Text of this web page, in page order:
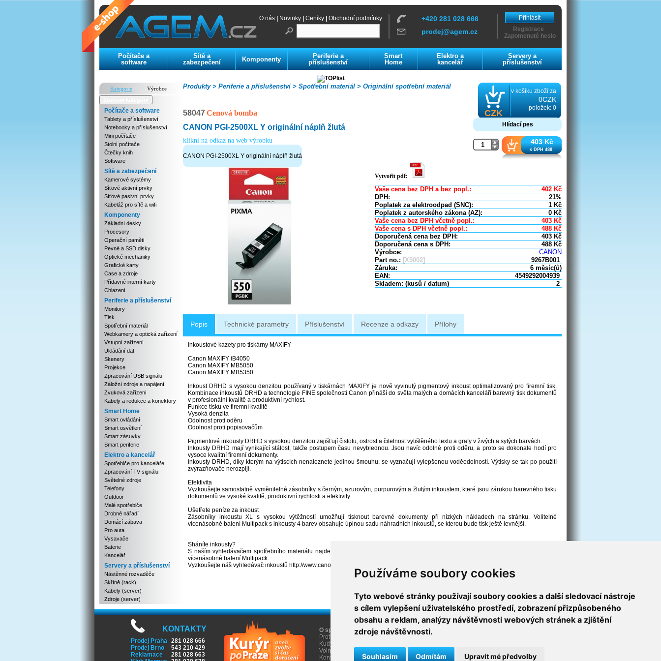
Používáme soubory cookies
Tyto webové stránky používají soubory cookies a další sledovací nástroje
s cílem vylepšení uživatelského prostředí, zobrazení přizpůsobeného
obsahu a reklam, analýzy návštěvnosti webových stránek a zjištění
zdroje návštěvnosti.
Souhlasím Odmítám Upravit mé předvolby
O nás Novinky Ceníky Obchodní podmínky
+420 281 028 666
prodej@agem.cz
Přihlásit
Registrace
Zapomenuté heslo
Počítače a
software
Sítě a
zabezpečení
Komponenty
Periferie a
příslušenství
Smart
Home
Elektro a
kancelář
Servery a
příslušenství
Kategorie
Výrobce
Počítače a software
Tablety a příslušenství
Notebooky a příslušenství
Mini počítače
Stolní počítače
Čtečky knih
Software
Sítě a zabezpečení
Kamerové systémy
Síťové aktivní prvky
Síťové pasivní prvky
Kabeláž pro sítě a wifi
Komponenty
Základní desky
Procesory
Operační paměti
Pevné a SSD disky
Optické mechaniky
Grafické karty
Case a zdroje
Přídavné interní karty
Chlazení
Periferie a příslušenství
Monitory
Tisk
Spotřební materiál
Webkamery a optická zařízení
Vstupní zařízení
Ukládání dat
Skenery
Projekce
Zpracování USB signálu
Záložní zdroje a napájení
Zvuková zařízeni
Kabely a redukce a konektory
Smart Home
Smart ovládání
Smart osvětlení
Smart zásuvky
Smart periferie
Elektro a kancelář
Spotřebiče pro kanceláře
Zpracování TV signálu
Světelné zdroje
Telefony
Outdoor
Malé spotřebiče
Drobné nářadí
Domácí zábava
Pro auta
Vysavače
Baterie
Kancelář
Servery a příslušenství
Nástěnné rozvaděče
Skříně (rack)
Kabely (server)
Zdroje (server)
Originální spotřební materiál
Spotřební materiál >
Periferie a příslušenství >
Produkty >
CZK
v košíku zboží za
0CZK
položek: 0
58047Cenová bomba
CANON PGI-2500XL Y originální náplň žlutá
klikni na odkaz na web výrobku
CANON PGI-2500XL Y originální náplň žlutá
Hlídací pes
403 Kč
s DPH 488
Vytvořit pdf:
Vaše cena bez DPH a bez popl.: 402 Kč
DPH:
21%
Poplatek za elektroodpad (SNC):
1 Kč
Poplatek z autorského zákona (AZ):
0 Kč
Vaše cena bez DPH včetně popl.:
403 Kč
Vaše cena s DPH včetně popl.:
488 Kč
Doporučená cena bez DPH:
403 Kč
Doporučená cena s DPH:
488 Kč
Výrobce:
CANON
Part no.: [X5002]
9267B001
Záruka:
6 měsíc(ů)
EAN:
4549292004939
Skladem: (kusů / datum)
2
Popis Technické parametry Příslušenství Recenze a odkazy Přílohy
Inkoustové kazety pro tiskárny MAXIFY
Canon MAXIFY iB4050
Canon MAXIFY MB5050
Canon MAXIFY MB5350
Inkoust DRHD s vysokou denzitou používaný v tiskárnách MAXIFY je nově vyvinutý pigmentový inkoust optimalizovaný pro firemní tisk.
Kombinace inkoustů DRHD a technologie FINE společnosti Canon přináší do světa malých a domácích kanceláří barevný tisk dokumentů
v profesionální kvalitě a produktivní rychlost.
Funkce tisku ve firemní kvalitě
Vysoká denzita
Odolnost proti oděru
Odolnost proti popisovačům
Pigmentové inkousty DRHD s vysokou denzitou zajišťují čistotu, ostrost a čitelnost vytištěného textu a grafy v živých a sytých barvách.
Inkousty DRHD mají vynikající stálost, takže postupem času nevyblednou. Jsou navíc odolné proti oděru, a proto se dokonale hodí pro
vysoce kvalitní firemní dokumenty.
Inkousty DRHD, díky kterým na výtiscích nenaleznete jedinou šmouhu, se vyznačují vylepšenou voděodolností. Výtisky se tak po použití
zvýrazňovače nerozpijí.
Efektivita
Vyzkoušejte samostatně vyměnitelné zásobníky s černým, azurovým, purpurovým a žlutým inkoustem, které jsou zárukou barevného tisku
dokumentů ve vysoké kvalitě, produktivní rychlosti a efektivity.
Ušetřete peníze za inkoust
Zásobníky inkoustu XL s vysokou výtěžností umožňují tisknout barevné dokumenty při nízkých nákladech na stránku. Volitelné
vícenásobné balení Multipack s inkousty 4 barev obsahuje úplnou sadu náhradních inkoustů, se kterou bude tisk ještě levnější.
Sháníte inkousty?
S naším vyhledávačem spotřebního materiálu najdete pro své kancelářské tiskárny MAXIFY ty správné zásobníky inkoustu nebo jejich
vícenásobné balení Multipack.
Vyzkoušejte náš vyhledávač inkoustů http://www.canon.cz/For_Home/Product_Finder/Printers/Inkjet/Consumables-finder/
KONTAKTY
Prodej Praha 281 028 666
Prodej Brno
543 210 429
Reklamace
281 028 663
O společnosti
Profil firmy AGEM
Kudy k nám
Volná místa
Kontakty
O nákupu
Obchodní informace